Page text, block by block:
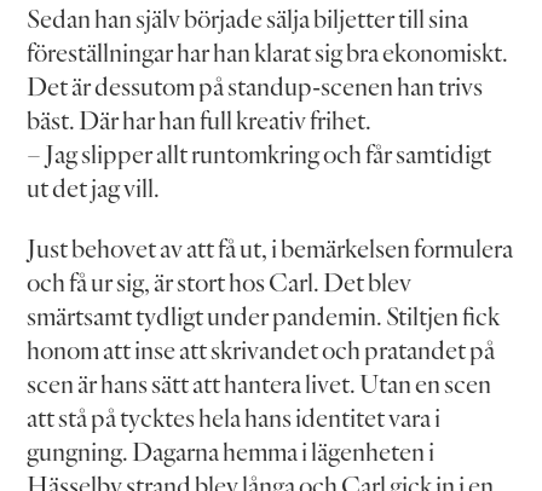
Sedan han själv började sälja biljetter till sina
föreställningar har han klarat sig bra ekonomiskt.
Det är dessutom på standup-scenen han trivs
bäst. Där har han full kreativ frihet.
– Jag slipper allt runtomkring och får samtidigt
ut det jag vill.
Just behovet av att få ut, i bemärkelsen formulera
och få ur sig, är stort hos Carl. Det blev
smärtsamt tydligt under pandemin. Stiltjen fick
honom att inse att skrivandet och pratandet på
scen är hans sätt att hantera livet. Utan en scen
att stå på tycktes hela hans identitet vara i
gungning. Dagarna hemma i lägenheten i